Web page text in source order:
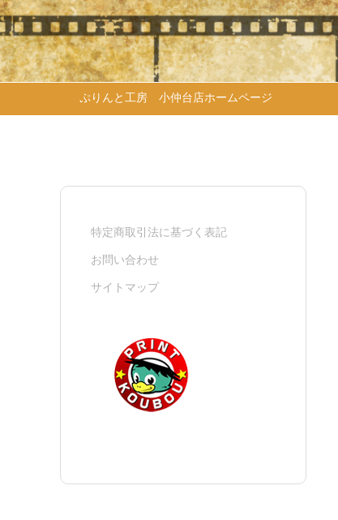
ぷりんと工房 小仲台店ホームページ
特定商取引法に基づく表記
お問い合わせ
サイトマップ